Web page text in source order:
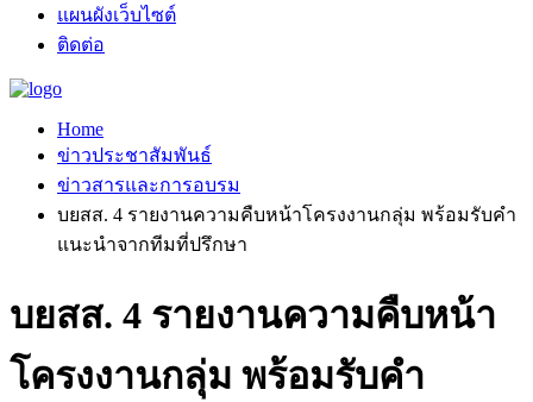
แผนผังเว็บไซต์
ติดต่อ
Home
ข่าวประชาสัมพันธ์
ข่าวสารและการอบรม
บยสส. 4 รายงานความคืบหน้าโครงงานกลุ่ม พร้อมรับคำ
แนะนำจากทีมที่ปรึกษา
บยสส. 4 รายงานความคืบหน้า
โครงงานกลุ่ม พร้อมรับคำ